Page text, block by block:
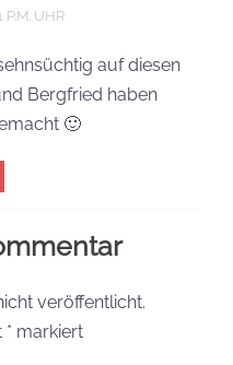
P.M. UHR
auf diesen
Bergfried haben
🙂
veröffentlicht.
* markiert